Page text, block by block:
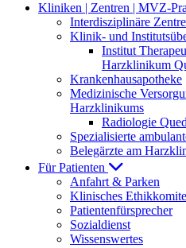
Kliniken | Zentren | MVZ-
Interdisziplinäre
Klinik- und
Institut
Harzklinikum
Krankenhausapotheke
Medizinische
Harzklinikums
Radiologie
Spezialisierte
Belegärzte am
Für Patienten
Anfahrt & Parken
Klinisches
Patientenfürsprecher
Sozialdienst
Wissenswertes